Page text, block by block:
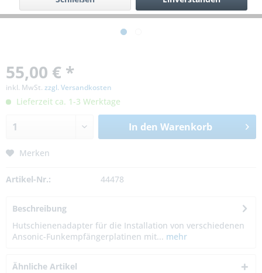
55,00 € *
inkl. MwSt. zzgl. Versandkosten
Lieferzeit ca. 1-3 Werktage
In den Warenkorb
Merken
Artikel-Nr.: 44478
Beschreibung
Hutschienenadapter für die Installation von verschiedenen
Ansonic-Funkempfängerplatinen mit... mehr
Ähnliche Artikel